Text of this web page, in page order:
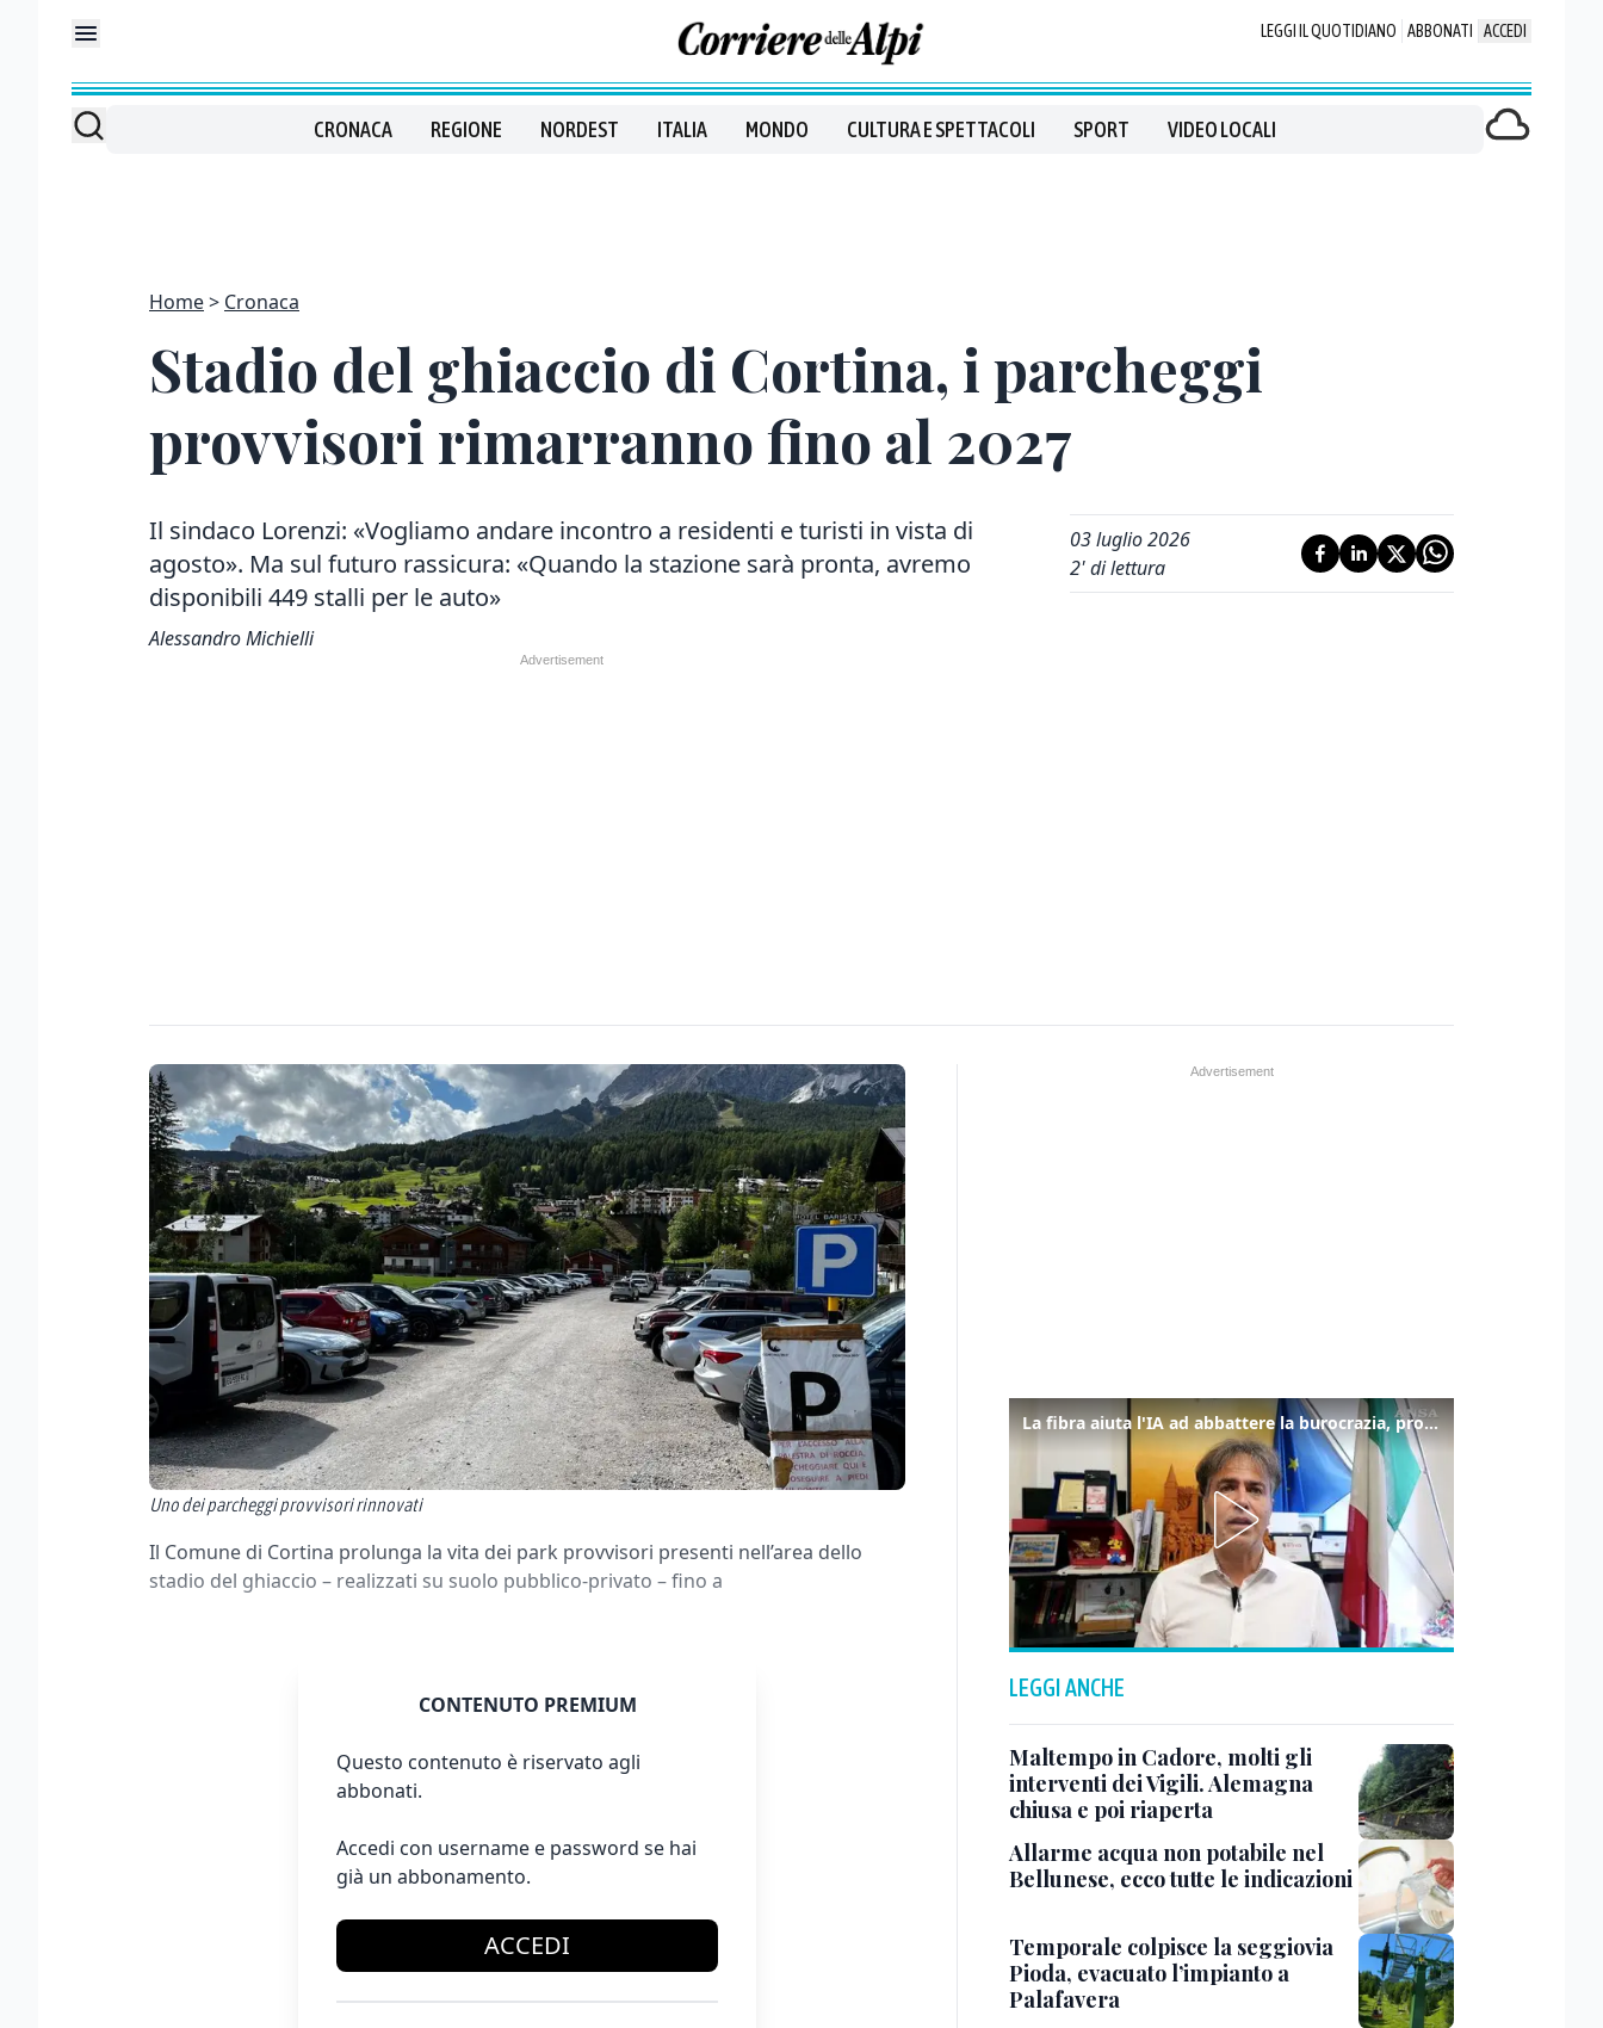
LEGGI IL QUOTIDIANO ABBONATI ACCEDI
CRONACA REGIONE NORDEST ITALIA MONDO CULTURA E SPETTACOLI SPORT VIDEO LOCALI
Home Cronaca
Stadio del ghiaccio di Cortina, i parcheggi
provvisori rimarranno fino al 2027
Il sindaco Lorenzi: «Vogliamo andare incontro a residenti e turisti in vista di
agosto». Ma sul futuro rassicura: «Quando la stazione sarà pronta, avremo
disponibili 449 stalli per le auto»
Alessandro Michielli
03 luglio 2026
2' di lettura
Uno dei parcheggi provvisori rinnovati
Il Comune di Cortina prolunga la vita dei park provvisori presenti nell’area dello
stadio del ghiaccio – realizzati su suolo pubblico-privato – fino a
CONTENUTO PREMIUM
Questo contenuto è riservato agli
abbonati.
Accedi con username e password se hai
già un abbonamento.
ACCEDI
La fibra aiuta l'IA ad abbattere la burocrazia, progetto pilota in Veneto
LEGGI ANCHE
Maltempo in Cadore, molti gli
interventi dei Vigili. Alemagna
chiusa e poi riaperta
Allarme acqua non potabile nel
Bellunese, ecco tutte le indicazioni
Temporale colpisce la seggiovia
Pioda, evacuato l’impianto a
Palafavera